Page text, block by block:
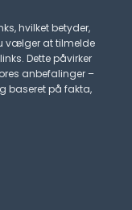
hvilket betyder,
vælger at tilmelde
Dette påvirker
anbefalinger –
baseret på fakta,